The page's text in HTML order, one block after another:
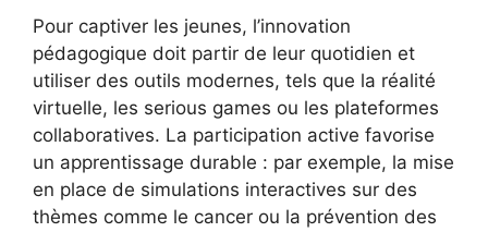
Pour captiver les jeunes, l’innovation
pédagogique doit partir de leur quotidien et
utiliser des outils modernes, tels que la réalité
virtuelle, les serious games ou les plateformes
collaboratives. La participation active favorise
un apprentissage durable : par exemple, la mise
en place de simulations interactives sur des
thèmes comme le cancer ou la prévention des